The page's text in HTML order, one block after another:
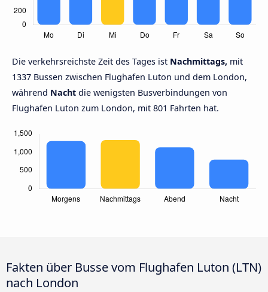
Die verkehrsreichste Zeit des Tages ist Nachmittags, mit
1337 Bussen zwischen Flughafen Luton und dem London,
während Nacht die wenigsten Busverbindungen von
Flughafen Luton zum London, mit 801 Fahrten hat.
Fakten über Busse vom Flughafen Luton (LTN)
nach London